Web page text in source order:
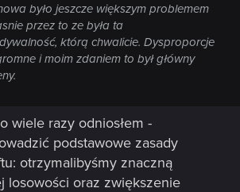
było jeszcze większym problemem
przez to ze była ta
którą chwalicie. Dysproporcje
i moim zdaniem to był główny
wiele razy odniosłem -
podstawowe zasady
otrzymalibyśmy znaczną
losowości oraz zwiększenie